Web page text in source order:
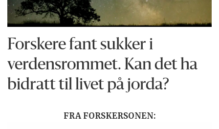
Forskere fant sukker i
verdensrommet. Kan det ha
bidratt til livet på jorda?
FRA FORSKERSONEN: